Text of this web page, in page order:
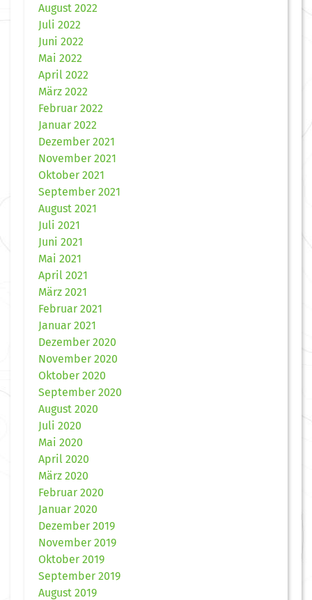
August 2022
Juli 2022
Juni 2022
Mai 2022
April 2022
März 2022
Februar 2022
Januar 2022
Dezember 2021
November 2021
Oktober 2021
September 2021
August 2021
Juli 2021
Juni 2021
Mai 2021
April 2021
März 2021
Februar 2021
Januar 2021
Dezember 2020
November 2020
Oktober 2020
September 2020
August 2020
Juli 2020
Mai 2020
April 2020
März 2020
Februar 2020
Januar 2020
Dezember 2019
November 2019
Oktober 2019
September 2019
August 2019